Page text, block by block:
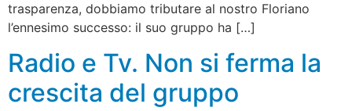
trasparenza, dobbiamo tributare al nostro Floriano
l’ennesimo successo: il suo gruppo ha […]
Radio e Tv. Non si ferma la
crescita del gruppo